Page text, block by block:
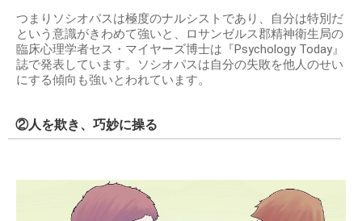
つまりソシオパスは極度のナルシストであり、自分は特別だ
という意識がきわめて強いと、ロサンゼルス郡精神衛生局の
臨床心理学者セス・マイヤーズ博士は『Psychology Today』
誌で発表しています。ソシオパスは自分の失敗を他人のせい
にする傾向も強いとわれています。
②人を欺き、巧妙に操る